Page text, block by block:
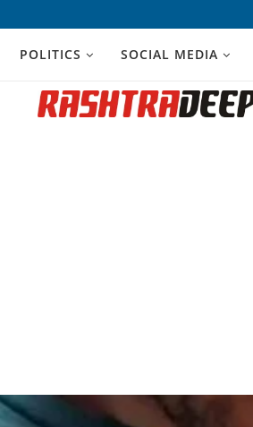
POLITICS SOCIAL MEDIA